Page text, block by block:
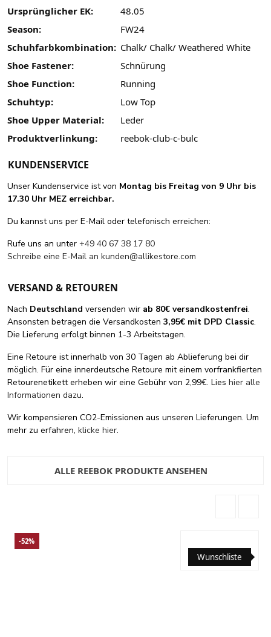
Ursprünglicher EK:
48.05
Season:
FW24
Schuhfarbkombination: Chalk/ Chalk/ Weathered White
Shoe Fastener:
Schnürung
Shoe Function:
Running
Schuhtyp:
Low Top
Shoe Upper Material:
Leder
Produktverlinkung:
reebok-club-c-bulc
KUNDENSERVICE
Unser Kundenservice ist von Montag bis Freitag von 9 Uhr bis
17.30 Uhr MEZ erreichbar.
Du kannst uns per E-Mail oder telefonisch erreichen:
Rufe uns an unter +49 40 67 38 17 80
Schreibe eine E-Mail an kunden@allikestore.com
VERSAND & RETOUREN
Nach Deutschland versenden wir ab 80€ versandkostenfrei.
Ansonsten betragen die Versandkosten 3,95€ mit DPD Classic.
Die Lieferung erfolgt binnen 1-3 Arbeitstagen.
Eine Retoure ist innerhalb von 30 Tagen ab Ablieferung bei dir
möglich. Für eine innerdeutsche Retoure mit einem vorfrankfierten
Retourenetikett erheben wir eine Gebühr von 2,99€. Lies hier alle
Informationen dazu.
Wir kompensieren CO2-Emissionen aus unseren Lieferungen. Um
mehr zu erfahren, klicke hier.
ALLE REEBOK PRODUKTE ANSEHEN
Wunschliste
-52%